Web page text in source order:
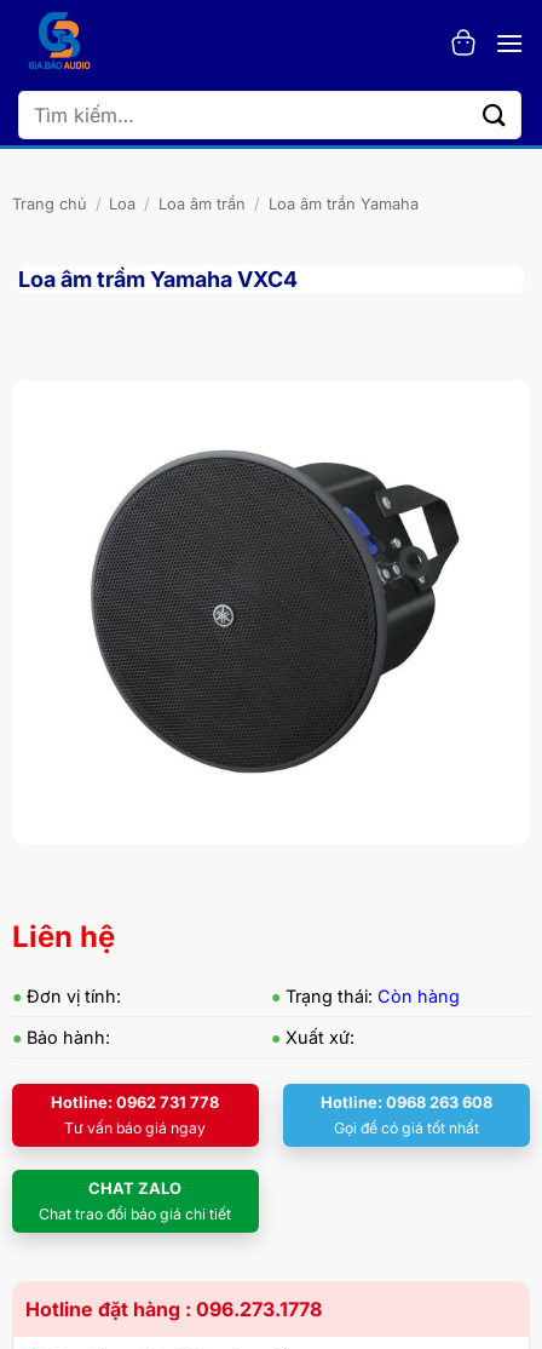
dung
Tìm
kiếm:
Trang chủ / Loa / Loa âm trần / Loa âm trần Yamaha
Loa âm trầm Yamaha VXC4
Liên hệ
● Đơn vị tính: ● Trạng thái: Còn hàng
● Bảo hành: ● Xuất xứ:
Hotline: 0962 731 778
Tư vấn báo giá ngay
Hotline: 0968 263 608
Gọi để có giá tốt nhất
CHAT ZALO
Chat trao đổi báo giá chi tiết
Hotline đặt hàng : 096.273.1778